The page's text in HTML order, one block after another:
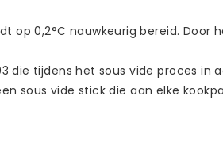
op 0,2°C nauwkeurig bereid.
die tijdens het sous vide proces
sous vide stick die aan elke